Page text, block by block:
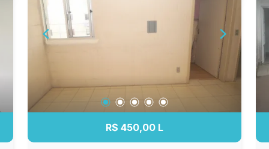
R$ 450,00 L